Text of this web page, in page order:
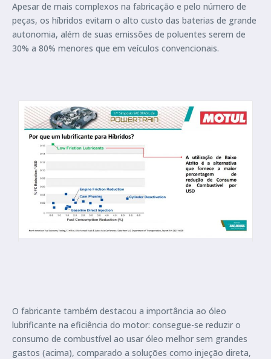
Apesar de mais complexos na fabricação e pelo número de
peças, os híbridos evitam o alto custo das baterias de grande
autonomia, além de suas emissões de poluentes serem de
30% a 80% menores que em veículos convencionais.
O fabricante também destacou a importância ao óleo
lubrificante na eficiência do motor: consegue-se reduzir o
consumo de combustível ao usar óleo melhor sem grandes
gastos (acima), comparado a soluções como injeção direta,